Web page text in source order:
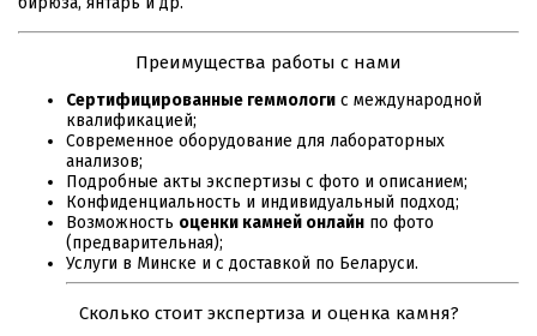
Преимущества работы с нами
Сертифицированные геммологи с международной
квалификацией;
Современное оборудование для лабораторных
анализов;
Подробные акты экспертизы с фото и описанием;
Конфиденциальность и индивидуальный подход;
Возможность оценки камней онлайн по фото
(предварительная);
Услуги в Минске и с доставкой по Беларуси.
Сколько стоит экспертиза и оценка камня?